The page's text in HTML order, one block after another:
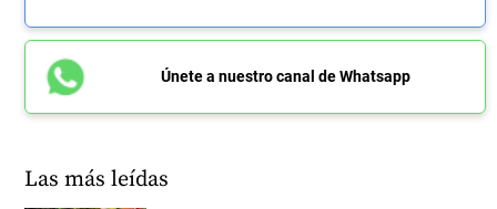
Únete a nuestro canal de Whatsapp
Las más leídas